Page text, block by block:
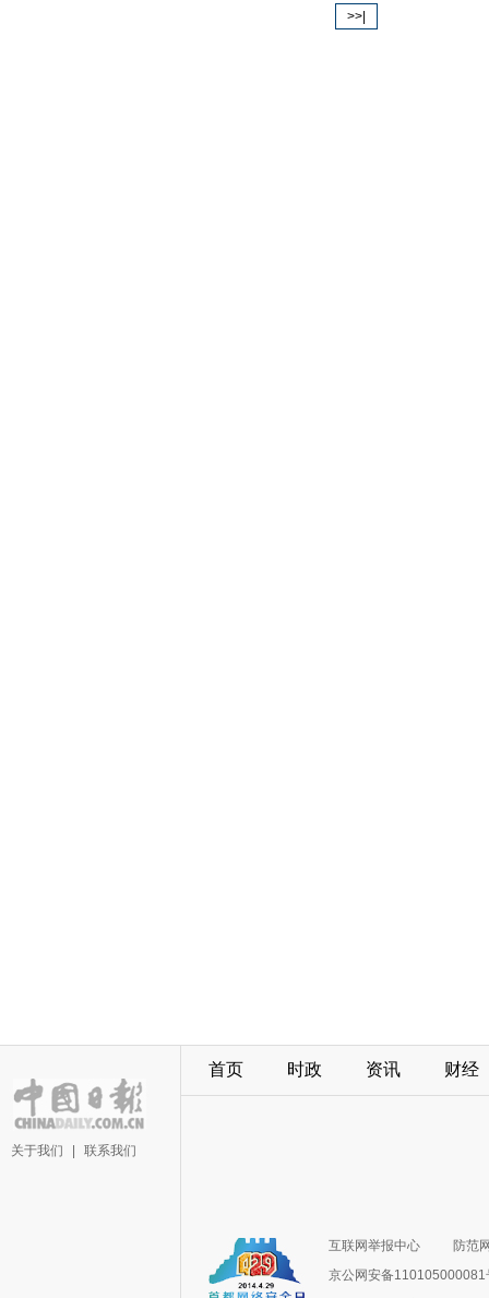
>>|
关于我们 联系我们
首页 时政 资讯 财经
互联网举报中心
防范
京公网安备110105000081